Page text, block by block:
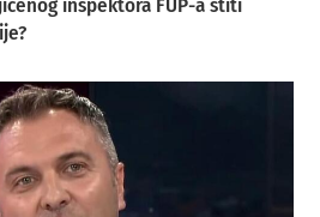
inspektora FUP-a štiti